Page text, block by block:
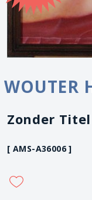
WOUTER
Zonder
[ AMS-A36006 ]